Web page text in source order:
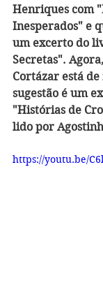
Henriques com
Inesperados" e
um excerto do
Secretas".
Cortázar está de
sugestão é um
"Histórias de
lido por
https://youtu.be/